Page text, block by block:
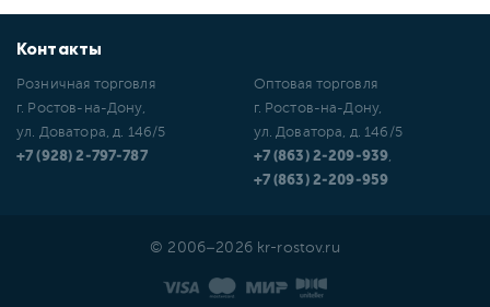
Контакты
Розничная торговля
г. Ростов-на-Дону,
ул. Доватора, д. 146/5
+7 (928) 2-797-787
Оптовая торговля
г. Ростов-на-Дону,
ул. Доватора, д. 146/5
+7 (863) 2-209-939,
+7 (863) 2-209-959
© 2006–2026 kr-rostov.ru